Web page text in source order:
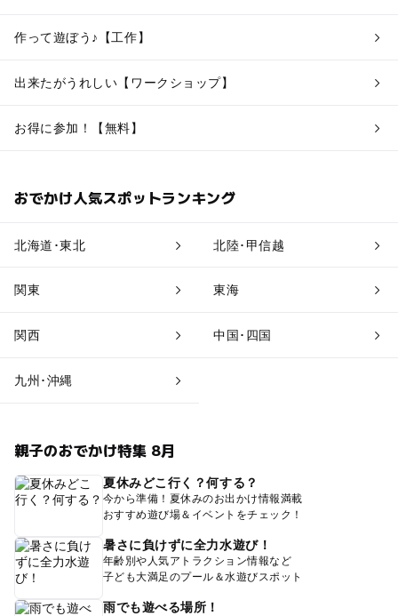
作って遊ぼう♪【工作】
出来たがうれしい【ワークショップ】
お得に参加！【無料】
おでかけ人気スポットランキング
北海道･東北 北陸･甲信越
関東 東海
関西 中国･四国
九州･沖縄
親子のおでかけ特集 8月
夏休みどこ行く？何する？
今から準備！夏休みのお出かけ情報満載
おすすめ遊び場＆イベントをチェック！
暑さに負けずに全力水遊び！
年齢別や人気アトラクション情報など
子ども大満足のプール＆水遊びスポット
雨でも遊べる場所！